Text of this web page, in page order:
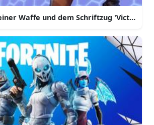
Waffe und dem Schriftzug 'Victory